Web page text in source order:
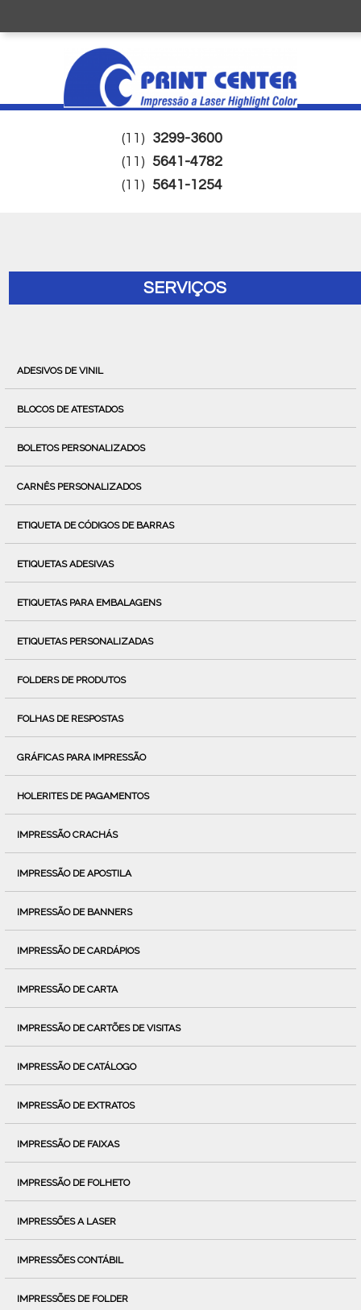
(11) 3299-3600
(11) 5641-4782
(11) 5641-1254
SERVIÇOS
ADESIVOS DE VINIL
BLOCOS DE ATESTADOS
BOLETOS PERSONALIZADOS
CARNÊS PERSONALIZADOS
ETIQUETA DE CÓDIGOS DE BARRAS
ETIQUETAS ADESIVAS
ETIQUETAS PARA EMBALAGENS
ETIQUETAS PERSONALIZADAS
FOLDERS DE PRODUTOS
FOLHAS DE RESPOSTAS
GRÁFICAS PARA IMPRESSÃO
HOLERITES DE PAGAMENTOS
IMPRESSÃO CRACHÁS
IMPRESSÃO DE APOSTILA
IMPRESSÃO DE BANNERS
IMPRESSÃO DE CARDÁPIOS
IMPRESSÃO DE CARTA
IMPRESSÃO DE CARTÕES DE VISITAS
IMPRESSÃO DE CATÁLOGO
IMPRESSÃO DE EXTRATOS
IMPRESSÃO DE FAIXAS
IMPRESSÃO DE FOLHETO
IMPRESSÕES A LASER
IMPRESSÕES CONTÁBIL
IMPRESSÕES DE FOLDER